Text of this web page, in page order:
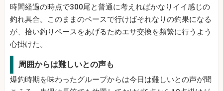
時間経過の時点で300尾と普通に考えればかなりイイ感じの
釣れ具合。このままのペースで行けばそれなりの釣果になる
が、拾い釣りペースをあげるためエサ交換を頻繁に行うよう
心掛けた。
周囲からは難しいとの声も
爆釣時期を味わったグループからは今日は難しいとの声が聞